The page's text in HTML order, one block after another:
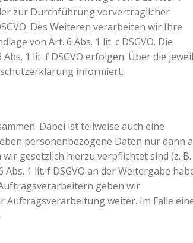
zur Durchführung vorvertraglicher
Des Weiteren verarbeiten wir Ihre
von Art. 6 Abs. 1 lit. c DSGVO. Die
1 lit. f DSGVO erfolgen. Über die
informiert.
Dabei ist teilweise auch eine
personenbezogene Daten nur dann
gesetzlich hierzu verpflichtet sind (z. B.
1 lit. f DSGVO an der Weitergabe
geben wir
Auftragsverarbeitung weiter. Im Falle